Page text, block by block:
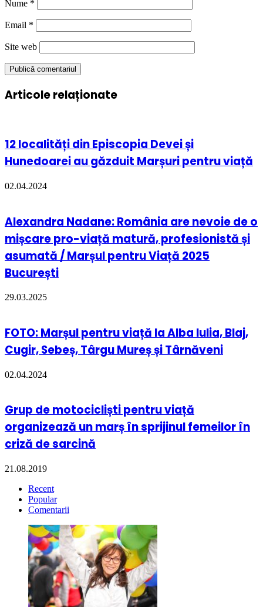
Nume *
Email *
Site web
Articole relaționate
12 localități din Episcopia Devei și
Hunedoarei au găzduit Marșuri pentru viață
02.04.2024
Alexandra Nadane: România are nevoie de o
mișcare pro-viață matură, profesionistă și
asumată / Marșul pentru Viață 2025
București
29.03.2025
FOTO: Marșul pentru viață la Alba Iulia, Blaj,
Cugir, Sebeș, Târgu Mureș și Târnăveni
02.04.2024
Grup de motocicliști pentru viață
organizează un marș în sprijinul femeilor în
criză de sarcină
21.08.2019
Recent
Popular
Comentarii